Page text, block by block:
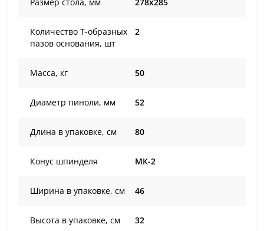
Количество Т-образных
пазов основания, шт
2
Масса, кг 50
Диаметр пиноли, мм 52
Длина в упаковке, см 80
Конус шпинделя МК-2
Ширина в упаковке, см 46
Высота в упаковке, см 32